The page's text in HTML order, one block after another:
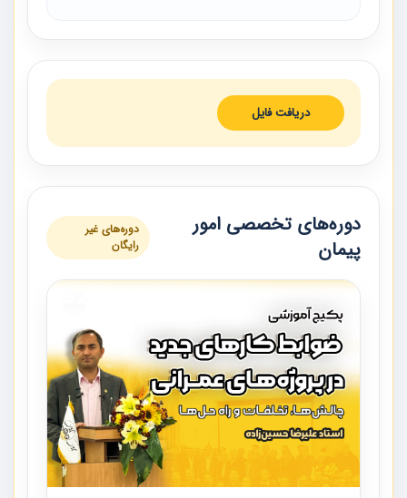
دریافت فایل
دوره‌های تخصصی امور
پیمان
دوره‌های غیر
رایگان